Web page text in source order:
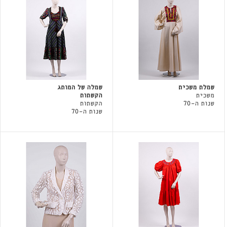
שמלת משכית
משכית
שנות ה-70
שמלה של המותג
הקשתות
הקשתות
שנות ה-70